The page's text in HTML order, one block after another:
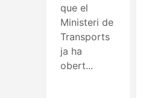
que el
Ministeri de
Transports
ja ha
obert...